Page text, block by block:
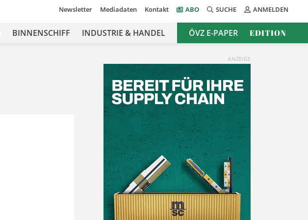
Newsletter Mediadaten Kontakt ABO SUCHE ANMELDEN
BINNENSCHIFF INDUSTRIE & HANDEL ÖVZ E-PAPER EDITION
ANZEIGE